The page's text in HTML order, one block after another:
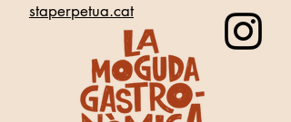
staperpetua.cat